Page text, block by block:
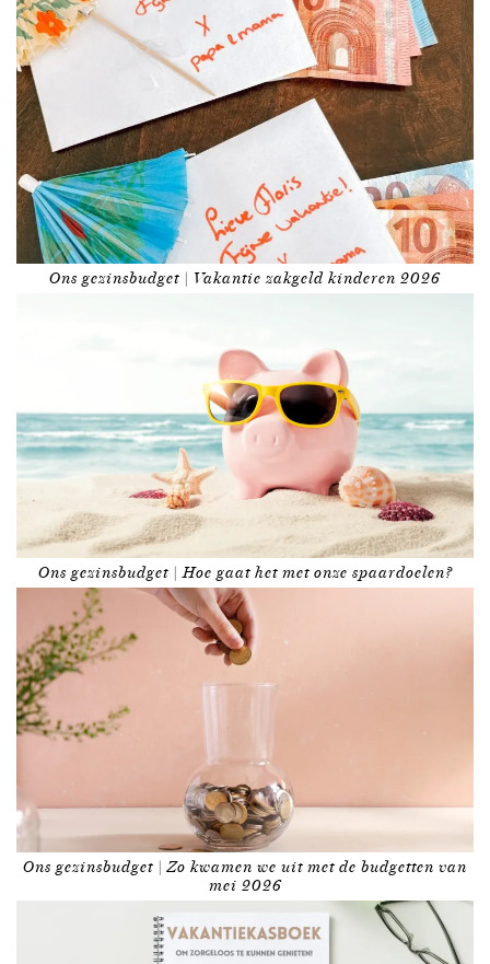
Ons gezinsbudget | Vakantie zakgeld kinderen 2026
Ons gezinsbudget | Hoe gaat het met onze spaardoelen?
Ons gezinsbudget | Zo kwamen we uit met de budgetten van
mei 2026